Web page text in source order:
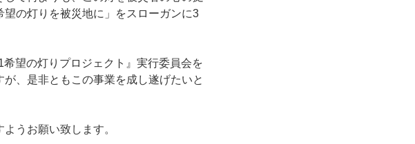
の灯りを被災地に」をスローガンに3
望の灯りプロジェクト』実行委員会を
、是非ともこの事業を成し遂げたいと
うお願い致します。